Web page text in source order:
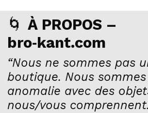
🌀 À PROPOS –
bro‑kant.com
“Nous ne sommes pas
boutique. Nous
anomalie avec des
nous/vous